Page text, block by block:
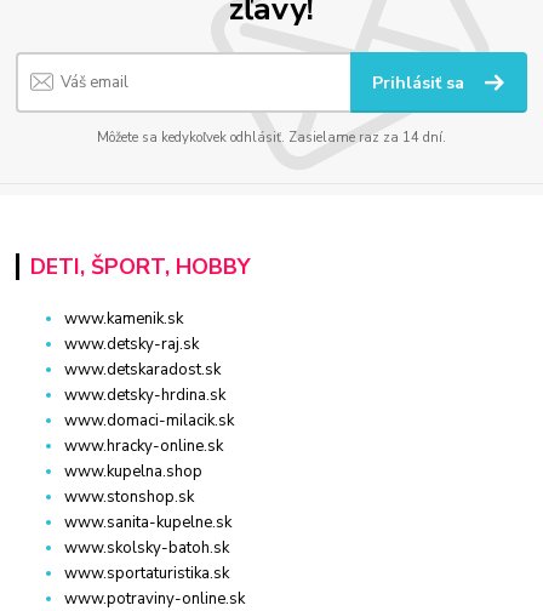
Prihlásiť sa
Môžete sa kedykoľvek odhlásiť. Zasielame raz za 14 dní.
DETI, ŠPORT, HOBBY
www.kamenik.sk
www.detsky-raj.sk
www.detskaradost.sk
www.detsky-hrdina.sk
www.domaci-milacik.sk
www.hracky-online.sk
www.kupelna.shop
www.stonshop.sk
www.sanita-kupelne.sk
www.skolsky-batoh.sk
www.sportaturistika.sk
www.potraviny-online.sk